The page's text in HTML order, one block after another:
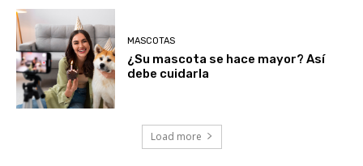
MASCOTAS
¿Su mascota se hace mayor? Así
debe cuidarla
Load more